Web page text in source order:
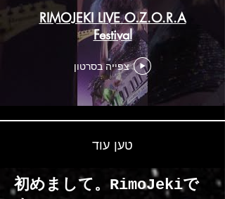
RIMOJEKI LIVE O.Z.O.R.A
Festival
צפייה בסרטון
טען עוד
初めまして。RimoJekiで